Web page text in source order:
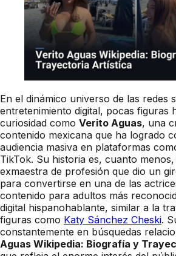
En el dinámico universo de las redes
entretenimiento digital, pocas figuras
curiosidad como Verito Aguas, una
contenido mexicana que ha logrado
audiencia masiva en plataformas
TikTok. Su historia es, cuanto
exmaestra de profesión que dio un
para convertirse en una de las
contenido para adultos más
digital hispanohablante, similar a la
figuras como Katy Sánchez Cheski.
constantemente en búsquedas
Aguas Wikipedia: Biografía y